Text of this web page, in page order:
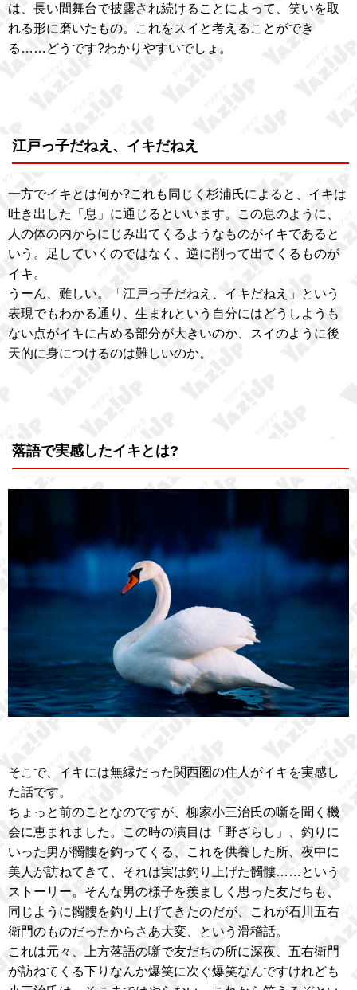
は、長い間舞台で披露され続けることによって、笑いを取
れる形に磨いたもの。これをスイと考えることができ
る……どうです?わかりやすいでしょ。
江戸っ子だねえ、イキだねえ
一方でイキとは何か?これも同じく杉浦氏によると、イキは
吐き出した「息」に通じるといいます。この息のように、
人の体の内からにじみ出てくるようなものがイキであると
いう。足していくのではなく、逆に削って出てくるものが
イキ。
うーん、難しい。「江戸っ子だねえ、イキだねえ」という
表現でもわかる通り、生まれという自分にはどうしようも
ない点がイキに占める部分が大きいのか、スイのように後
天的に身につけるのは難しいのか。
落語で実感したイキとは?
そこで、イキには無縁だった関西圏の住人がイキを実感し
た話です。
ちょっと前のことなのですが、柳家小三治氏の噺を聞く機
会に恵まれました。この時の演目は「野ざらし」、釣りに
いった男が髑髏を釣ってくる、これを供養した所、夜中に
美人が訪ねてきて、それは実は釣り上げた髑髏……という
ストーリー。そんな男の様子を羨ましく思った友だちも、
同じように髑髏を釣り上げてきたのだが、これが石川五右
衛門のものだったからさあ大変、という滑稽話。
これは元々、上方落語の噺で友だちの所に深夜、五右衛門
が訪ねてくる下りなんか爆笑に次ぐ爆笑なんですけれども